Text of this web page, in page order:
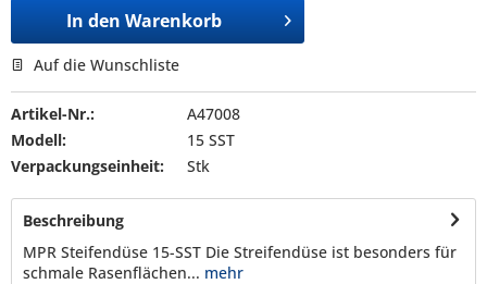
In den Warenkorb
Auf die Wunschliste
Artikel-Nr.:
A47008
Modell:
15 SST
Verpackungseinheit:
Stk
Beschreibung
MPR Steifendüse 15-SST Die Streifendüse ist besonders für
schmale Rasenflächen... mehr